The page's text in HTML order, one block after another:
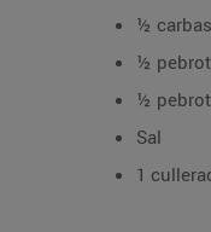
½
½
½
Sal
1